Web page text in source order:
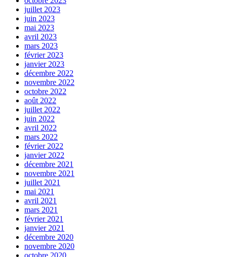
juillet 2023
juin 2023
mai 2023
avril 2023
mars 2023
février 2023
janvier 2023
décembre 2022
novembre 2022
octobre 2022
août 2022
juillet 2022
juin 2022
avril 2022
mars 2022
février 2022
janvier 2022
décembre 2021
novembre 2021
juillet 2021
mai 2021
avril 2021
mars 2021
février 2021
janvier 2021
décembre 2020
novembre 2020
octobre 2020